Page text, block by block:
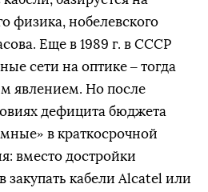
физика, нобелевского
Еще в 1989 г. в СССР
сети на оптике – тогда
явлением. Но после
дефицита бюджета
в краткосрочной
вместо достройки
закупать кабели Alcatel или